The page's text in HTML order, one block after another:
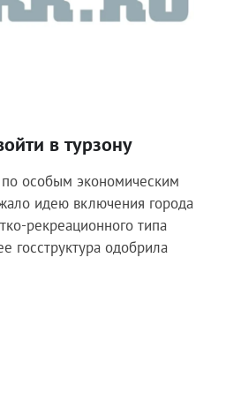
в турзону
особым экономическим
идею включения города
рекреационного типа
госструктура одобрила